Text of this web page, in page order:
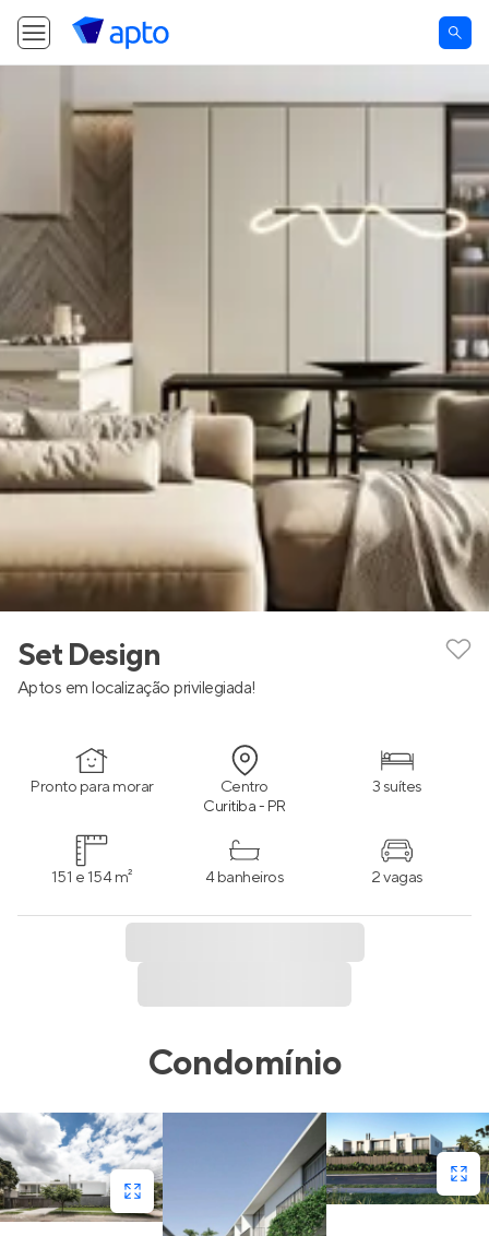
Set Design
Aptos em localização privilegiada!
Pronto para morar Centro
Curitiba - PR
3 suítes
151 e 154 m² 4 banheiros 2 vagas
Condomínio